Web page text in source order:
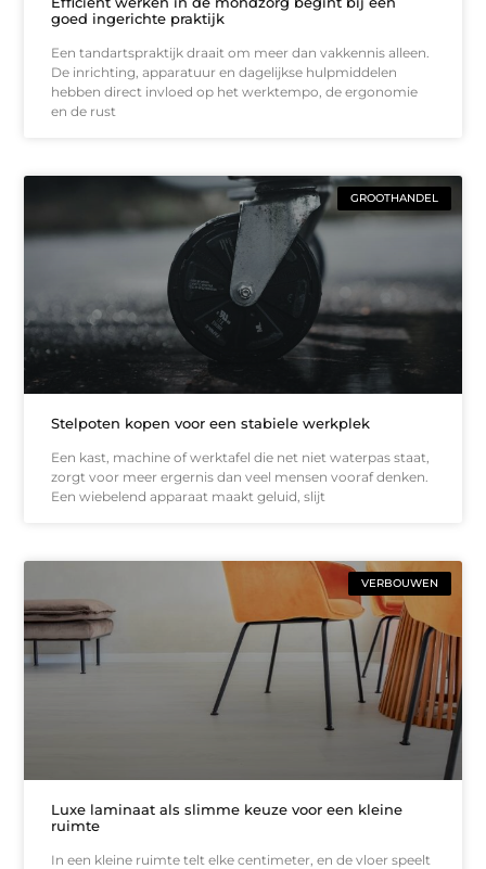
goed ingerichte praktijk
Een tandartspraktijk draait om meer dan vakkennis alleen.
De inrichting, apparatuur en dagelijkse hulpmiddelen
hebben direct invloed op het werktempo, de ergonomie
en de rust
GROOTHANDEL
Stelpoten kopen voor een stabiele werkplek
Een kast, machine of werktafel die net niet waterpas staat,
zorgt voor meer ergernis dan veel mensen vooraf denken.
Een wiebelend apparaat maakt geluid, slijt
VERBOUWEN
Luxe laminaat als slimme keuze voor een kleine
ruimte
In een kleine ruimte telt elke centimeter, en de vloer speelt